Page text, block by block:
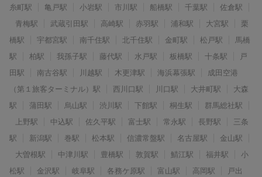
糸町駅
亀戸駅 小岩駅 市川駅 船橋駅 千葉駅
佐倉駅
青梅駅
武蔵引田駅 高崎駅 赤羽駅 浦和駅 大宮駅
栗
橋駅
宇都宮駅 南千住駅 北千住駅 金町駅 松戸駅
馬橋
駅
柏駅 我孫子駅 藤代駅 水戸駅 板橋駅 十条駅
戸
田駅
南古谷駅 川越駅 木更津駅 海浜幕張駅
成田空港
（第１旅客ターミナル）駅
西川口駅 川口駅 大井町駅
大森
駅
蒲田駅 烏山駅 渋川駅 下館駅 桐生駅
群馬総社駅
上野駅
中込駅 佐久平駅 富士駅 常永駅 長野駅
三条
駅
新潟駅 巻駅 松本駅 信濃常盤駅 名古屋駅
金山駅
大曽根駅
中津川駅 豊橋駅 敦賀駅 鯖江駅 福井駅
小
松駅
金沢駅 岐阜駅 各務ケ原駅 富山駅 高岡駅
戸出